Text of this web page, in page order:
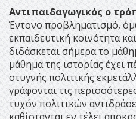
Αντιπαιδαγωγικός ο
Έντονο προβληματισμό,
εκπαιδευτική κοινότητα
διδάσκεται σήμερα το
μάθημα της ιστορίας έχει
στυγνής πολιτικής
γράφονται τις
τυχόν πολιτικών